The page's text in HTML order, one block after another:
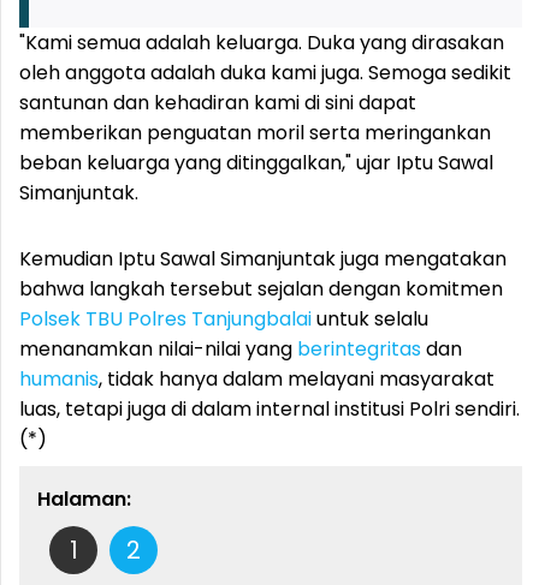
"Kami semua adalah keluarga. Duka yang dirasakan
oleh anggota adalah duka kami juga. Semoga sedikit
santunan dan kehadiran kami di sini dapat
memberikan penguatan moril serta meringankan
beban keluarga yang ditinggalkan," ujar Iptu Sawal
Simanjuntak.
Kemudian Iptu Sawal Simanjuntak juga mengatakan
bahwa langkah tersebut sejalan dengan komitmen
Polsek TBU Polres Tanjungbalaiuntuk selalu
menanamkan nilai-nilai yang berintegritasdan
humanis, tidak hanya dalam melayani masyarakat
luas, tetapi juga di dalam internal institusi Polri sendiri.
(*)
Halaman:
1 2